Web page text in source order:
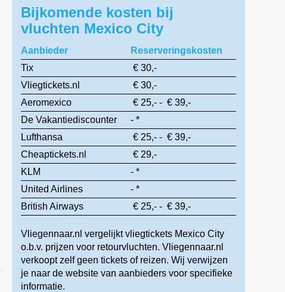
Bijkomende kosten bij
vluchten Mexico City
Aanbieder
Reserveringskosten
Tix
€ 30,-
Vliegtickets.nl
€ 30,-
Aeromexico
€ 25,- - € 39,-
De Vakantiediscounter
- *
Lufthansa
€ 25,- - € 39,-
Cheaptickets.nl
€ 29,-
KLM
- *
United Airlines
- *
British Airways
€ 25,- - € 39,-
Vliegennaar.nl vergelijkt vliegtickets Mexico City
o.b.v. prijzen voor retourvluchten. Vliegennaar.nl
verkoopt zelf geen tickets of reizen. Wij verwijzen
je naar de website van aanbieders voor specifieke
informatie.